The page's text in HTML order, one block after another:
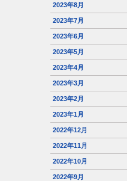
2023年8月
2023年7月
2023年6月
2023年5月
2023年4月
2023年3月
2023年2月
2023年1月
2022年12月
2022年11月
2022年10月
2022年9月